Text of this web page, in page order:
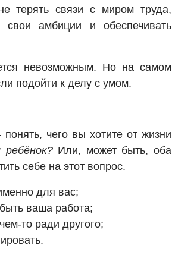
терять связи с миром труда,
свои амбиции и обеспечивать
невозможным. Но на самом
подойти к делу с умом.
чего вы хотите от жизни
ребёнок?Или, может быть, оба
себе на этот вопрос.
для вас;
ваша работа;
то ради другого;